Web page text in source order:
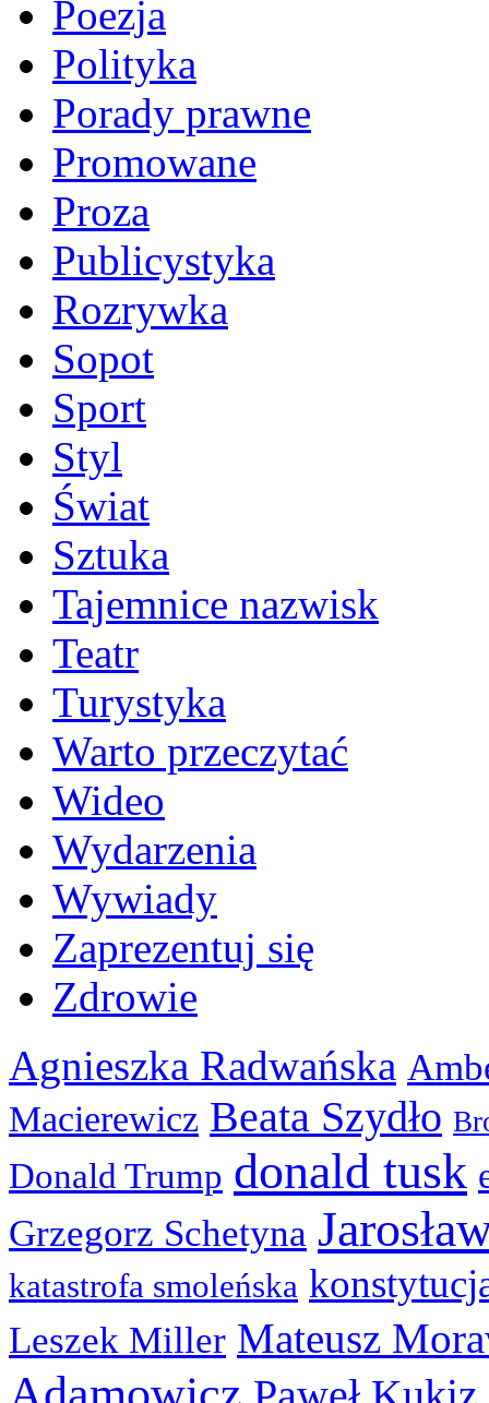
Poezja
Polityka
Porady prawne
Promowane
Proza
Publicystyka
Rozrywka
Sopot
Sport
Styl
Świat
Sztuka
Tajemnice nazwisk
Teatr
Turystyka
Warto przeczytać
Wideo
Wydarzenia
Wywiady
Zaprezentuj się
Zdrowie
Agnieszka Radwańska
Macierewicz Beata Szydło
Donald Trump donald tusk
Grzegorz Schetyna
katastrofa smoleńska
Leszek Miller Mateusz